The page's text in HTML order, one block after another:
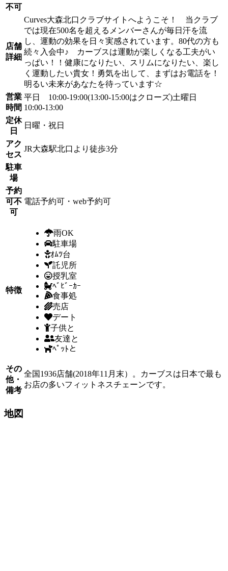
不可
店舗
詳細
Curves大森北口クラブサイトへようこそ！ 当クラブ
では現在500名を超えるメンバーさんが毎日汗を流
し、運動の効果を日々実感されています。80代の方も
続々入会中♪ カーブスは運動が楽しくなる工夫がい
っぱい！！健康になりたい、スリムになりたい、楽し
く運動したい貴女！勇気を出して、まずはお電話を！
明るい未来があなたを待っています☆
営業
時間
平日 10:00-19:00(13:00-15:00はクローズ)土曜日
10:00-13:00
定休
日
日曜・祝日
アク
セス
JR大森駅北口より徒歩3分
駐車
場
予約
可不
可
電話予約可・web予約可
特徴
雨OK
駐車場
ｵﾑﾂ台
託児所
授乳室
ﾍﾞﾋﾞｰｶｰ
食事処
売店
デート
子供と
友達と
ﾍﾟｯﾄと
その
他・
備考
全国1936店舗(2018年11月末）。カーブスは日本で最も
お店の多いフィットネスチェーンです。
地図